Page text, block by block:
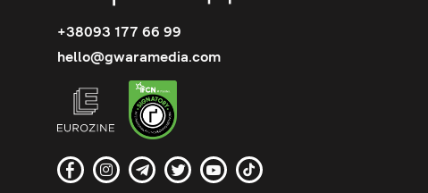
+38093 177 66 99
hello@gwaramedia.com